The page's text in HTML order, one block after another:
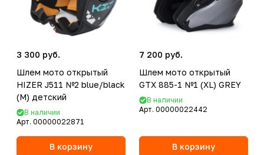
3 300 руб.
Шлем мото открытый
HIZER J511 №2 blue/black
(M) детский
В наличии
Арт. 00000022871
В корзину
7 200 руб.
Шлем мото открытый
GTX 885-1 №1 (XL) GREY
В наличии
Арт. 00000022442
В корзину